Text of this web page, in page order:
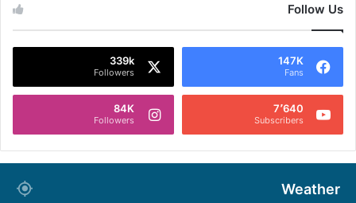
Follow Us
147K
Fans
339k
Followers
7٬640
Subscribers
84K
Followers
Weather